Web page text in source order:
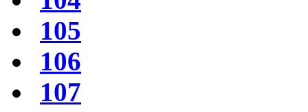
105
106
107